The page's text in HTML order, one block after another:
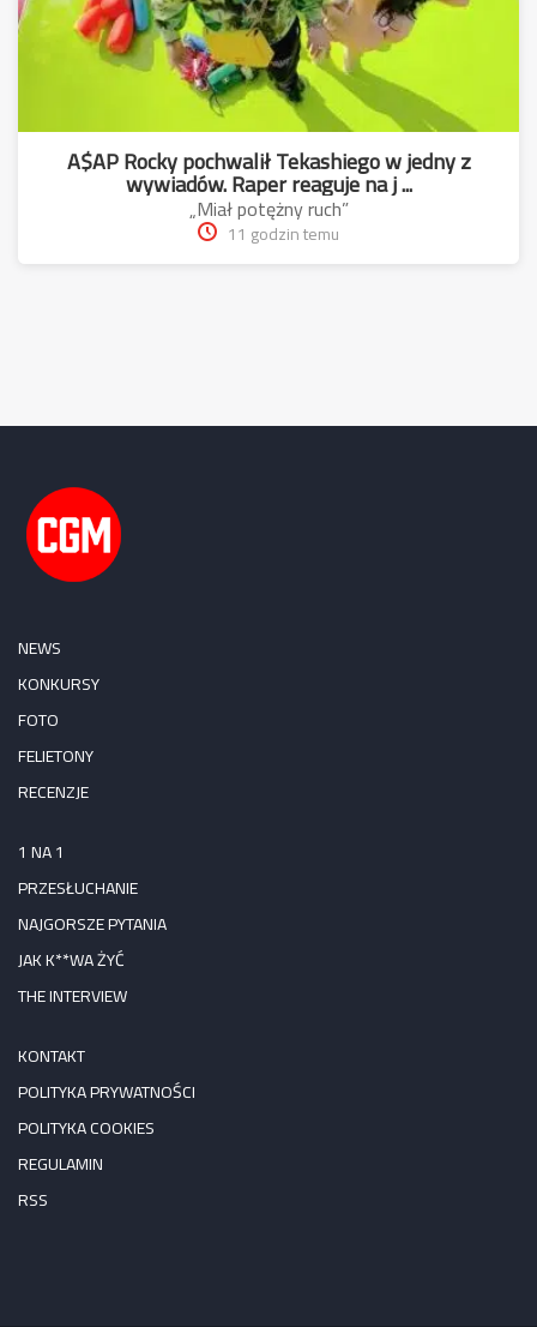
A$AP Rocky pochwalił Tekashiego w jedny z
wywiadów. Raper reaguje na j ...
„Miał potężny ruch”
11 godzin temu
NEWS
KONKURSY
FOTO
FELIETONY
RECENZJE
1 NA 1
PRZESŁUCHANIE
NAJGORSZE PYTANIA
JAK K**WA ŻYĆ
THE INTERVIEW
KONTAKT
POLITYKA PRYWATNOŚCI
POLITYKA COOKIES
REGULAMIN
RSS